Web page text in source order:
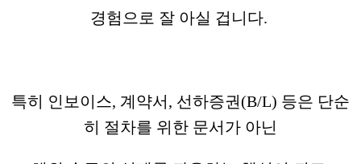
경험으로 잘 아실 겁니다.
특히 인보이스, 계약서, 선하증권(B/L) 등은 단순
히 절차를 위한 문서가 아닌